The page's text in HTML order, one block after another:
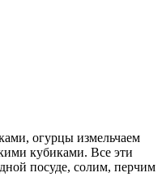
огурцы измельчаем
кубиками. Все эти
посуде, солим, перчим